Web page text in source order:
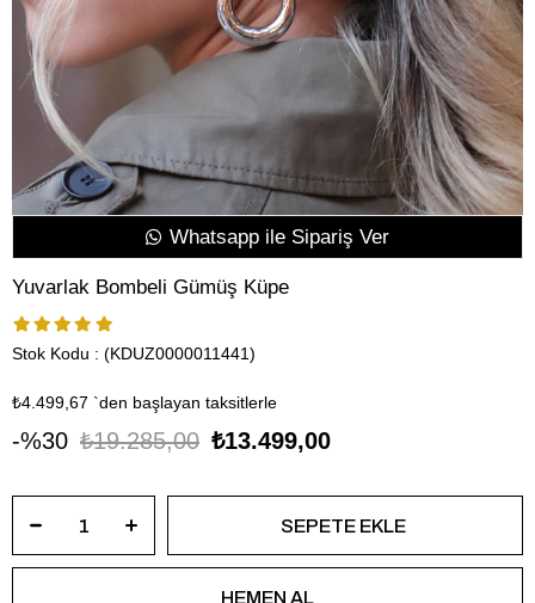
Whatsapp ile Sipariş Ver
Yuvarlak Bombeli Gümüş Küpe
Stok Kodu (KDUZ0000011441)
₺4.499,67 `den başlayan taksitlerle
30 ₺19.285,00 ₺13.499,00